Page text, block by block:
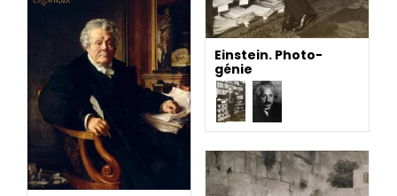
Einstein. Photo-
génie